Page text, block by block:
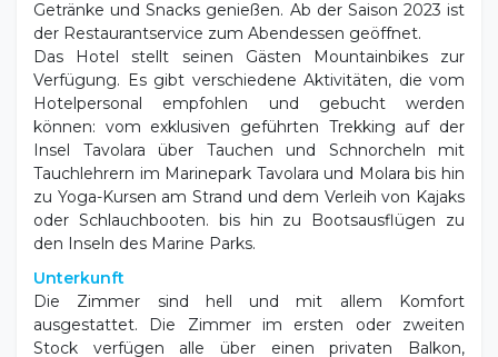
Das Hotel stellt seinen Gästen Mountainbikes zur
Verfügung. Es gibt verschiedene Aktivitäten, die vom
Hotelpersonal empfohlen und gebucht werden
können: vom exklusiven geführten Trekking auf der
Insel Tavolara über Tauchen und Schnorcheln mit
Tauchlehrern im Marinepark Tavolara und Molara bis hin
zu Yoga-Kursen am Strand und dem Verleih von Kajaks
oder Schlauchbooten. bis hin zu Bootsausflügen zu
den Inseln des Marine Parks.
Unterkunft
ausgestattet. Die Zimmer im ersten oder zweiten
Stock verfügen alle über einen privaten Balkon,
während die meisten Zimmer im Erdgeschoss über